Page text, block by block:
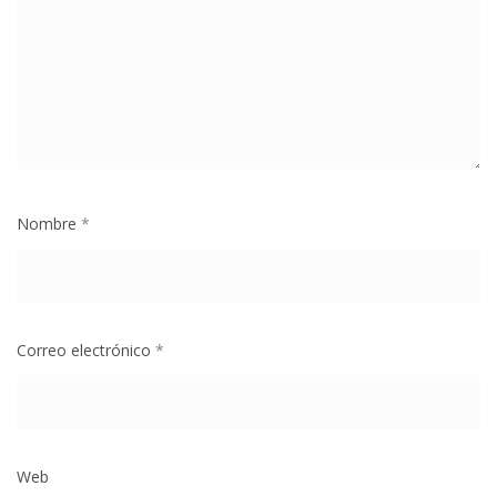
Nombre *
Correo electrónico *
Web